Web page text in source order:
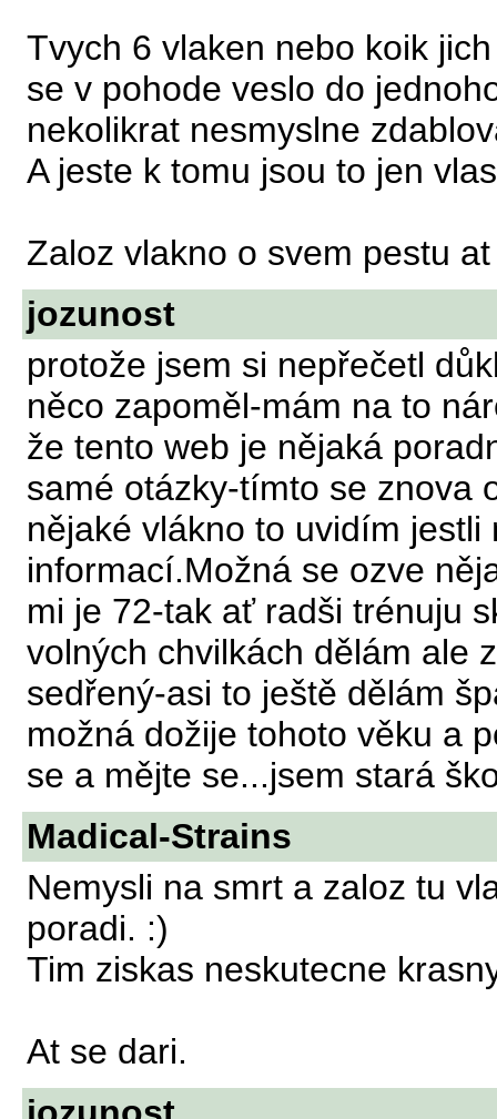
Tvych 6 vlaken nebo koik
se v pohode veslo do
nekolikrat nesmyslne
A jeste k tomu jsou to jen
Zaloz vlakno o svem pestu
jozunost
protože jsem si nepřečetl
něco zapoměl-mám na to
že tento web je nějaká
samé otázky-tímto se znova
nějaké vlákno to uvidím
informací.Možná se ozve
mi je 72-tak ať radši trénuju
volných chvilkách dělám ale
sedřený-asi to ještě dělám
možná dožije tohoto věku a
se a mějte se...jsem stará
Madical-Strains
Nemysli na smrt a zaloz tu
poradi. :)
Tim ziskas neskutecne
At se dari.